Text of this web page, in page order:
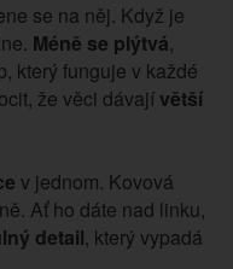
se na něj. Když je
Méně se plýtvá,
který funguje v každé
že věci dávajívětší
v jednom. Kovová
Ať ho dáte nad linku,
detail, který vypadá